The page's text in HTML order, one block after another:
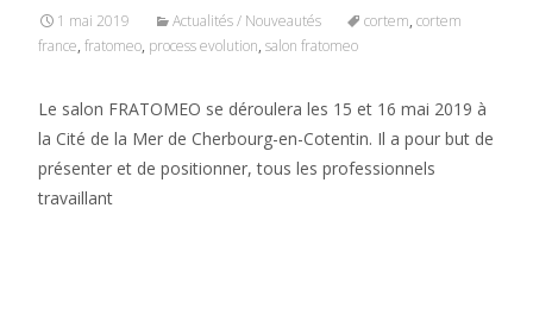
1 mai 2019 Actualités / Nouveautés cortem, cortem
france, fratomeo, process evolution, salon fratomeo
Le salon FRATOMEO se déroulera les 15 et 16 mai 2019 à
la Cité de la Mer de Cherbourg-en-Cotentin. Il a pour but de
présenter et de positionner, tous les professionnels
travaillant